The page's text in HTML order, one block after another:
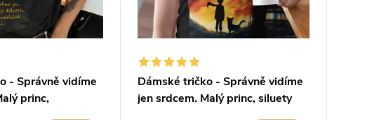
- Správně vidíme
princ,
Dámské tričko - Správně vidíme
jen srdcem. Malý princ, siluety